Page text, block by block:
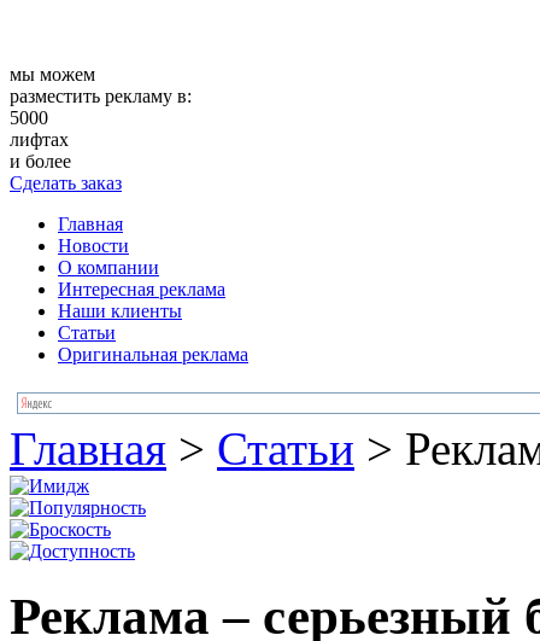
мы можем
разместить рекламу в:
5000
лифтах
и более
Сделать заказ
Главная
Новости
О компании
Интересная реклама
Наши клиенты
Статьи
Оригинальная реклама
Главная > Статьи >
Реклама – серьезный